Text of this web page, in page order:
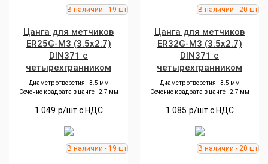
Цанга для метчиков
ER25G-M3 (3.5x2.7)
DIN371 с
четырехгранником
Диаметр отверстия -3.5 мм
Сечение квадрата в цанге -2.7 мм
1 049 р/шт c НДС
Цанга для метчиков
ER32G-M3 (3.5x2.7)
DIN371 с
четырехгранником
Диаметр отверстия -3.5 мм
Сечение квадрата в цанге -2.7 мм
1 085 р/шт c НДС